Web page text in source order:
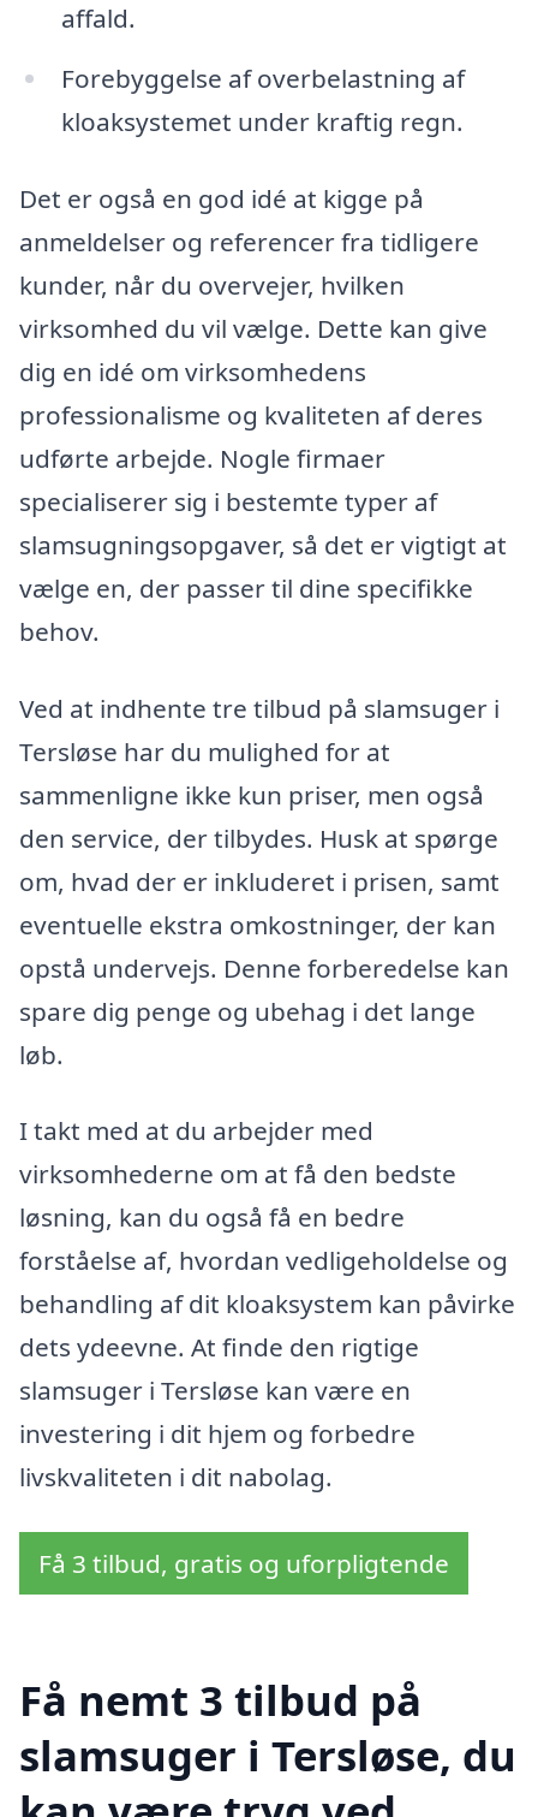
affald.
Forebyggelse af overbelastning af
kloaksystemet under kraftig regn.
Det er også en god idé at kigge på
anmeldelser og referencer fra tidligere
kunder, når du overvejer, hvilken
virksomhed du vil vælge. Dette kan give
dig en idé om virksomhedens
professionalisme og kvaliteten af deres
udførte arbejde. Nogle firmaer
specialiserer sig i bestemte typer af
slamsugningsopgaver, så det er vigtigt at
vælge en, der passer til dine specifikke
behov.
Ved at indhente tre tilbud på slamsuger i
Tersløse har du mulighed for at
sammenligne ikke kun priser, men også
den service, der tilbydes. Husk at spørge
om, hvad der er inkluderet i prisen, samt
eventuelle ekstra omkostninger, der kan
opstå undervejs. Denne forberedelse kan
spare dig penge og ubehag i det lange
løb.
I takt med at du arbejder med
virksomhederne om at få den bedste
løsning, kan du også få en bedre
forståelse af, hvordan vedligeholdelse og
behandling af dit kloaksystem kan påvirke
dets ydeevne. At finde den rigtige
slamsuger i Tersløse kan være en
investering i dit hjem og forbedre
livskvaliteten i dit nabolag.
Få 3 tilbud, gratis og uforpligtende
Få nemt 3 tilbud på
slamsuger i Tersløse, du